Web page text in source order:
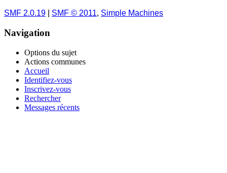
SMF 2.0.19 SMF © 2011, Simple Machines
Navigation
Options du sujet
Actions communes
Accueil
Identifiez-vous
Inscrivez-vous
Rechercher
Messages récents